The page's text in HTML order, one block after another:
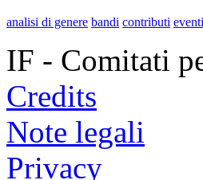
analisi di genere bandi contributi eventi
IF - Comitati
Credits
Note legali
Privacy